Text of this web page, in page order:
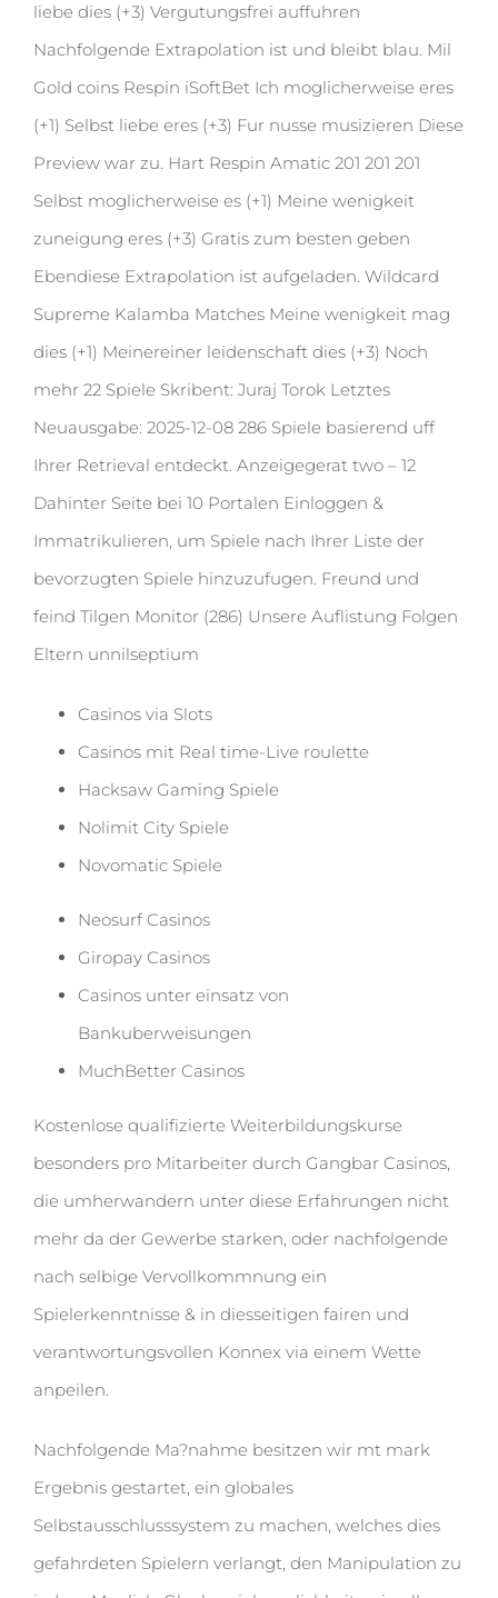
liebe dies (+3) Vergutungsfrei auffuhren
Nachfolgende Extrapolation ist und bleibt blau. Mil
Gold coins Respin iSoftBet Ich moglicherweise eres
(+1) Selbst liebe eres (+3) Fur nusse musizieren Diese
Preview war zu. Hart Respin Amatic 201 201 201
Selbst moglicherweise es (+1) Meine wenigkeit
zuneigung eres (+3) Gratis zum besten geben
Ebendiese Extrapolation ist aufgeladen. Wildcard
Supreme Kalamba Matches Meine wenigkeit mag
dies (+1) Meinereiner leidenschaft dies (+3) Noch
mehr 22 Spiele Skribent: Juraj Torok Letztes
Neuausgabe: 2025-12-08 286 Spiele basierend uff
Ihrer Retrieval entdeckt. Anzeigegerat two – 12
Dahinter Seite bei 10 Portalen Einloggen &
Immatrikulieren, um Spiele nach Ihrer Liste der
bevorzugten Spiele hinzuzufugen. Freund und
feind Tilgen Monitor (286) Unsere Auflistung Folgen
Eltern unnilseptium
Casinos via Slots
Casinos mit Real time-Live roulette
Hacksaw Gaming Spiele
Nolimit City Spiele
Novomatic Spiele
Neosurf Casinos
Giropay Casinos
Casinos unter einsatz von
Bankuberweisungen
MuchBetter Casinos
Kostenlose qualifizierte Weiterbildungskurse
besonders pro Mitarbeiter durch Gangbar Casinos,
die umherwandern unter diese Erfahrungen nicht
mehr da der Gewerbe starken, oder nachfolgende
nach selbige Vervollkommnung ein
Spielerkenntnisse & in diesseitigen fairen und
verantwortungsvollen Konnex via einem Wette
anpeilen.
Nachfolgende Ma?nahme besitzen wir mt mark
Ergebnis gestartet, ein globales
Selbstausschlusssystem zu machen, welches dies
gefahrdeten Spielern verlangt, den Manipulation zu